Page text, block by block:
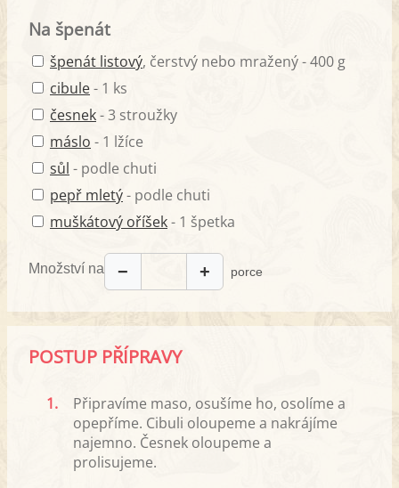
Na špenát
špenát listový, čerstvý nebo mražený - 400 g
cibule- 1 ks
česnek- 3 stroužky
máslo - 1 lžíce
sůl - podle chuti
pepř mletý- podle chuti
muškátový oříšek- 1 špetka
Množství na − + porce
POSTUP PŘÍPRAVY
1.
Připravíme maso, osušíme ho, osolíme a
opepříme. Cibuli oloupeme a nakrájíme
najemno. Česnek oloupeme a
prolisujeme.